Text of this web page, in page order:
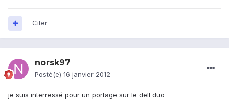
Citer
norsk97
Posté(e) 16 janvier 2012
je suis interressé pour un portage sur le dell duo